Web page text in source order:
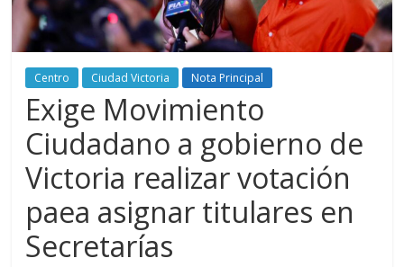
Centro Ciudad Victoria Nota Principal
Exige Movimiento
Ciudadano a gobierno de
Victoria realizar votación
paea asignar titulares en
Secretarías